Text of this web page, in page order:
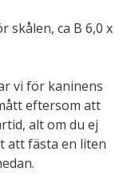
skålen, ca B 6,0 x
vi för kaninens
eftersom att
alt om du ej
att fästa en liten